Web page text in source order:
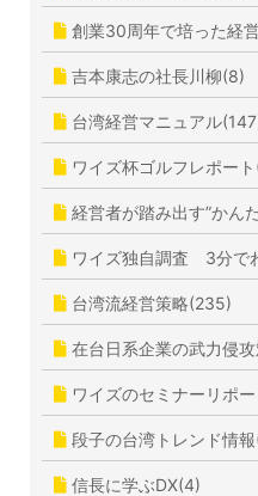
創業30周年で培った経
吉本康志の社長川柳(8)
台湾経営マニュアル
ワイズ杯ゴルフレポー
経営者が踏み出す”かん
ワイズ独自調査 3分で
台湾流経営策略(235)
在台日系企業の武力侵
ワイズのセミナーリポ
段子の台湾トレンド情
信長に学ぶDX(4)